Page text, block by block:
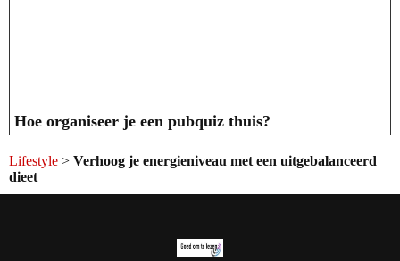
Hoe organiseer je een pubquiz thuis?
Lifestyle > Verhoog je energieniveau met een uitgebalanceerd
dieet